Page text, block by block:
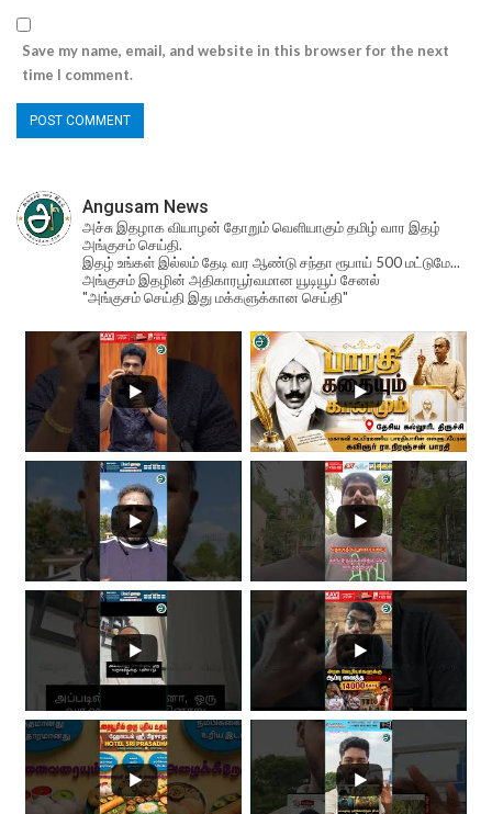
Save my name, email, and website in this browser for the next
time I comment.
Angusam News
அச்சு இதழாக வியாழன் தோறும் வெளியாகும் தமிழ் வார இதழ்
அங்குசம் செய்தி.
இதழ் உங்கள் இல்லம் தேடி வர ஆண்டு சந்தா ரூபாய் 500 மட்டுமே...
அங்குசம் இதழின் அதிகாரபூர்வமான யூடியூப் சேனல்
"அங்குசம் செய்தி இது மக்களுக்கான செய்தி"